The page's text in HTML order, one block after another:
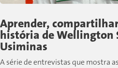
Aprender,
história de Wellington
Usiminas
A série de entrevistas que mostra